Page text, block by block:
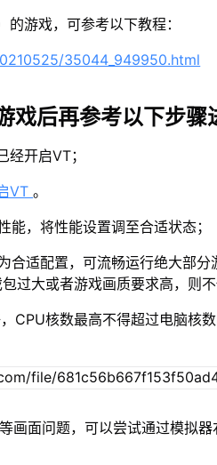
游戏，可参考以下教程：
35044_949950.html
戏后再参考以下步骤
经开启VT；
VT。
，将性能设置调至合适状态；
合适配置，可流畅运行绝大部
过大或者游戏画质要求高，则不
CPU核数最高不得超过电脑核
画面问题，可以尝试通过模拟